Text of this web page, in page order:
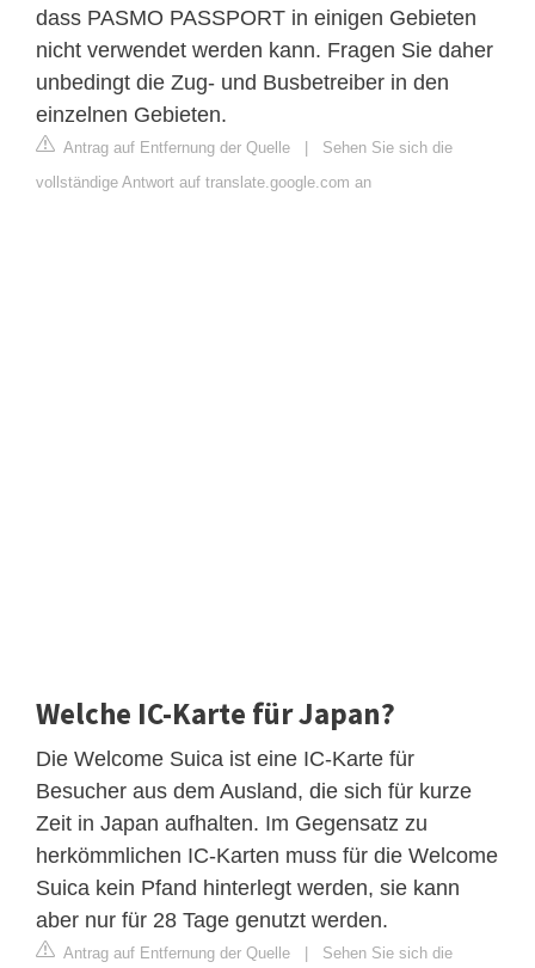
dass PASMO PASSPORT in einigen Gebieten
nicht verwendet werden kann. Fragen Sie daher
unbedingt die Zug- und Busbetreiber in den
einzelnen Gebieten.
Antrag auf Entfernung der Quelle
Sehen Sie sich die
vollständige Antwort auf translate.google.com an
Welche IC-Karte für Japan?
Die Welcome Suica ist eine IC-Karte für
Besucher aus dem Ausland, die sich für kurze
Zeit in Japan aufhalten. Im Gegensatz zu
herkömmlichen IC-Karten muss für die Welcome
Suica kein Pfand hinterlegt werden, sie kann
aber nur für 28 Tage genutzt werden.
Antrag auf Entfernung der Quelle
Sehen Sie sich die